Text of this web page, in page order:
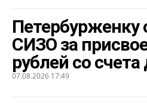
Петербурженку
СИЗО за
рублей со
07.08.2026 17:49